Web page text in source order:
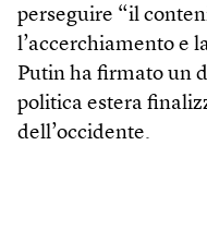
perseguire “il
l’accerchiamento e
Putin ha firmato un
politica estera
dell’occidente.